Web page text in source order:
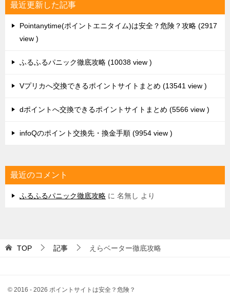
最近更新した記事
Pointanytime(ポイントエニタイム)は安全？危険？攻略
2917
view
ふるふるパニック徹底攻略 10038 view
Vプリカへ交換できるポイントサイトまとめ 13541 view
dポイントへ交換できるポイントサイトまとめ 5566 view
infoQのポイント交換先・換金手順 9954 view
最近のコメント
ふるふるパニック徹底攻略 に 名無し より
TOP 記事 えらベーター徹底攻略
© 2016 - 2026 ポイントサイトは安全？危険？